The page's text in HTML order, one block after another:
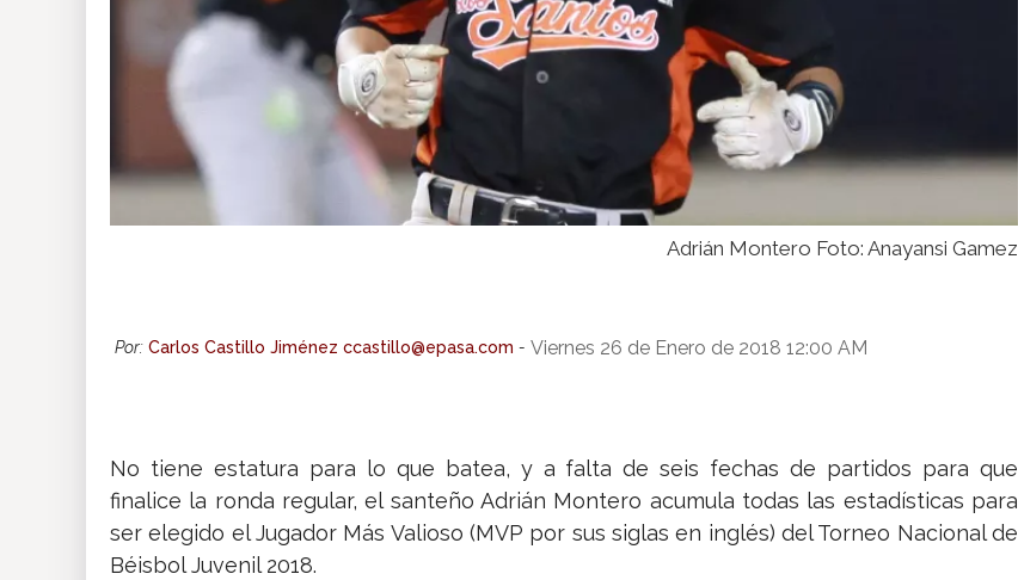
Adrián Montero Foto: Anayansi Gamez
Por: Carlos Castillo Jiménez ccastillo@epasa.com - Viernes 26 de Enero de 2018 12:00 AM
No tiene estatura para lo que batea, y a falta de seis fechas de partidos para que
finalice la ronda regular, el santeño Adrián Montero acumula todas las estadísticas para
ser elegido el Jugador Más Valioso (MVP por sus siglas en inglés) del Torneo Nacional de
Béisbol Juvenil 2018.